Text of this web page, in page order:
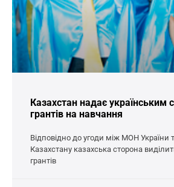
Казахстан надає українським
грантів на навчання
Відповідно до угоди між МОН України
Казахстану казахська сторона
грантів